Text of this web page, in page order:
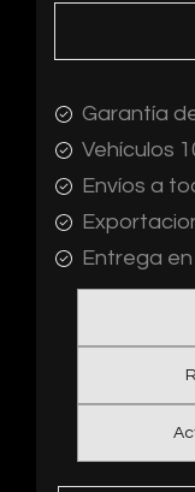
Garantía
Vehículos
Envíos a
Entrega